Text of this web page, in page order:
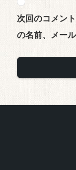
次回のコメン
の名前、メー